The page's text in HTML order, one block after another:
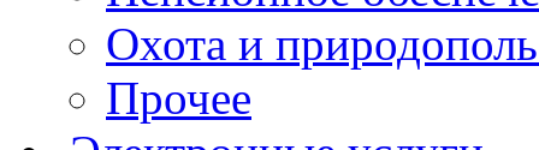
Охота и
Прочее